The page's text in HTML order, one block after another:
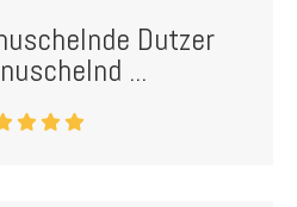
Dutzer
...